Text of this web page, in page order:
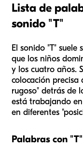
Lista de
sonido "T"
El sonido "T"
que los niños
y los cuatro años.
colocación
rugoso" detrás de
está trabajando
en diferentes
Palabras con